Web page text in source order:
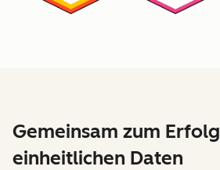
Gemeinsam zum
einheitlichen Daten